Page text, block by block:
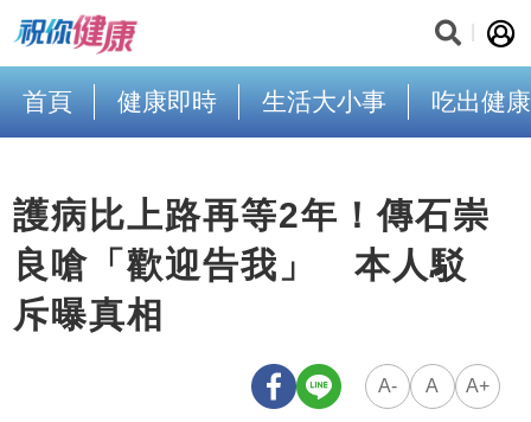
首頁 健康即時 生活大小事 吃出健康
護病比上路再等2年！傳石崇
良嗆「歡迎告我」 本人駁
斥曝真相
A- A A+